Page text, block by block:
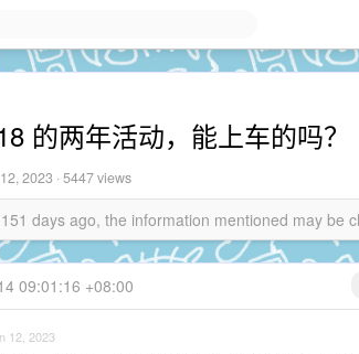
的两年活动，能上车的吗？
2023 · 5447 views
days ago, the information mentioned may be
09:01:16 +08:00
12, 2023